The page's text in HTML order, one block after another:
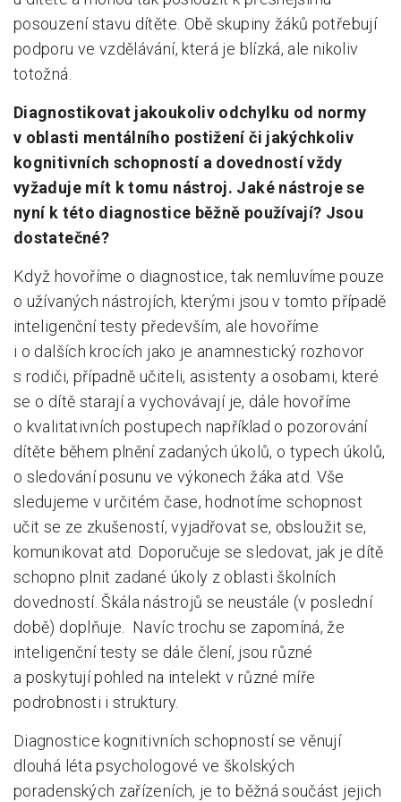
posouzení stavu dítěte. Obě skupiny žáků potřebují
podporu ve vzdělávání, která je blízká, ale nikoliv
totožná.
Diagnostikovat jakoukoliv odchylku od normy
v oblasti mentálního postižení či jakýchkoliv
kognitivních schopností a dovedností vždy
vyžaduje mít k tomu nástroj. Jaké nástroje se
nyní k této diagnostice běžně používají? Jsou
dostatečné?
Když hovoříme o diagnostice, tak nemluvíme pouze
o užívaných nástrojích, kterými jsou v tomto případě
inteligenční testy především, ale hovoříme
i o dalších krocích jako je anamnestický rozhovor
s rodiči, případně učiteli, asistenty a osobami, které
se o dítě starají a vychovávají je, dále hovoříme
o kvalitativních postupech například o pozorování
dítěte během plnění zadaných úkolů, o typech úkolů,
o sledování posunu ve výkonech žáka atd. Vše
sledujeme v určitém čase, hodnotíme schopnost
učit se ze zkušeností, vyjadřovat se, obsloužit se,
komunikovat atd. Doporučuje se sledovat, jak je dítě
schopno plnit zadané úkoly z oblasti školních
dovedností. Škála nástrojů se neustále (v poslední
době) doplňuje. Navíc trochu se zapomíná, že
inteligenční testy se dále člení, jsou různé
a poskytují pohled na intelekt v různé míře
podrobnosti i struktury.
Diagnostice kognitivních schopností se věnují
dlouhá léta psychologové ve školských
poradenských zařízeních, je to běžná součást jejich